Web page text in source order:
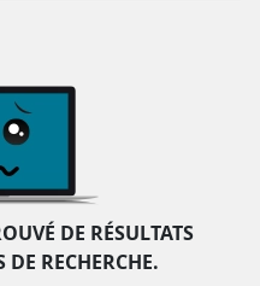
DE RÉSULTATS
DE RECHERCHE.